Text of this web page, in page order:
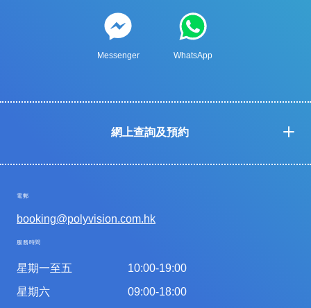
Messenger WhatsApp
網上查詢及預約
電郵
booking@polyvision.com.hk
服務時間
星期一至五
星期六
10:00-19:00
09:00-18:00